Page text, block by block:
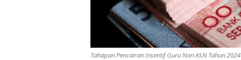
Tahapan Pencairan Insentif Guru Non ASN Tahun 2024